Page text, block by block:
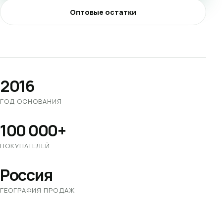
Оптовые остатки
2016
ГОД ОСНОВАНИЯ
100 000+
ПОКУПАТЕЛЕЙ
Россия
ГЕОГРАФИЯ ПРОДАЖ